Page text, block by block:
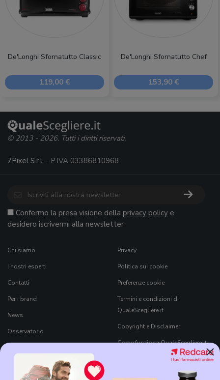
De'Longhi Sfornatutto Classic
119,00 €
De'Longhi Sfornatutto Chef
153,90 €
×
© 2013 - 2026. Tutti i diritti riservati.
7Pixel S.r.l. - P.IVA 03386810968
Confermo la presa visione della privacy policy e
desidero iscrivermi alla newsletter
Chi siamo
I nostri esperti
Contatti
Per i brand
News
Osservatorio
Black Friday 2026
Privacy
Politica sui cookie
Preferenze cookie
Termini e condizioni di
QualeScegliere.it
Copyright e Disclaimer
Come funziona QualeScegliere.it